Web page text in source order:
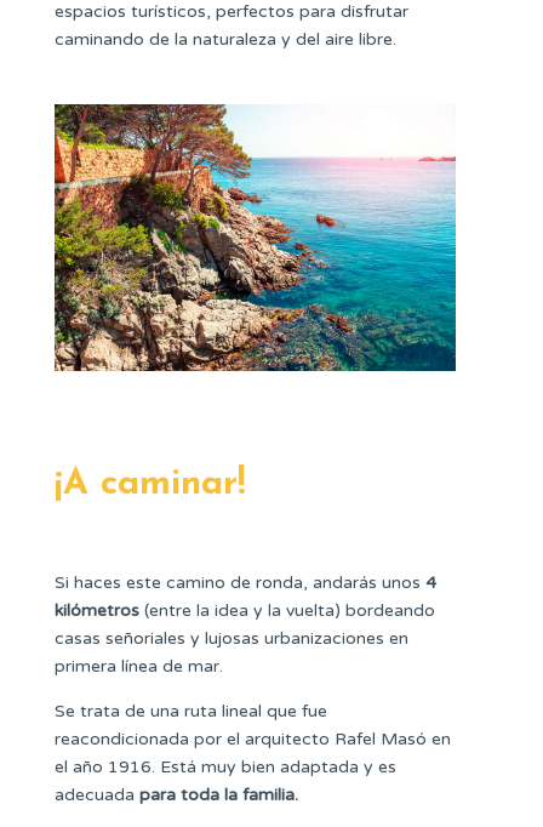
espacios turísticos, perfectos para disfrutar
caminando de la naturaleza y del aire libre.
¡A caminar!
Si haces este camino de ronda, andarás unos 4
kilómetros (entre la idea y la vuelta) bordeando
casas señoriales y lujosas urbanizaciones en
primera línea de mar.
Se trata de una ruta lineal que fue
reacondicionada por el arquitecto Rafel Masó en
el año 1916. Está muy bien adaptada y es
adecuada para toda la familia.